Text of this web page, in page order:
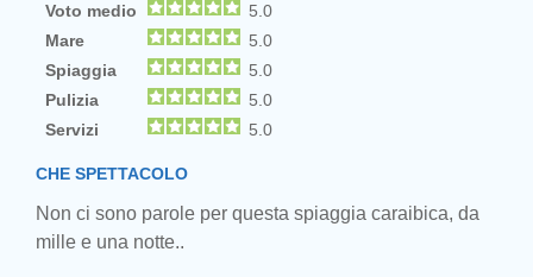
Voto medio
5.0
Mare
5.0
Spiaggia
5.0
Pulizia
5.0
Servizi
5.0
CHE SPETTACOLO
Non ci sono parole per questa spiaggia caraibica, da
mille e una notte..